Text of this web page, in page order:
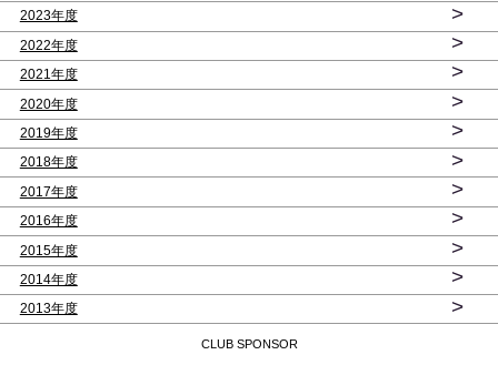
2023年度 >
2022年度 >
2021年度 >
2020年度 >
2019年度 >
2018年度 >
2017年度 >
2016年度 >
2015年度 >
2014年度 >
2013年度 >
CLUB SPONSOR